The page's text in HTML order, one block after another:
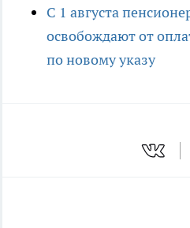
С 1 августа
освобождают от
по новому указу